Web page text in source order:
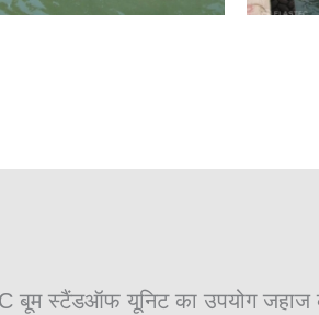
बूम स्टैंडऑफ यूनिट का उपयोग जहाज